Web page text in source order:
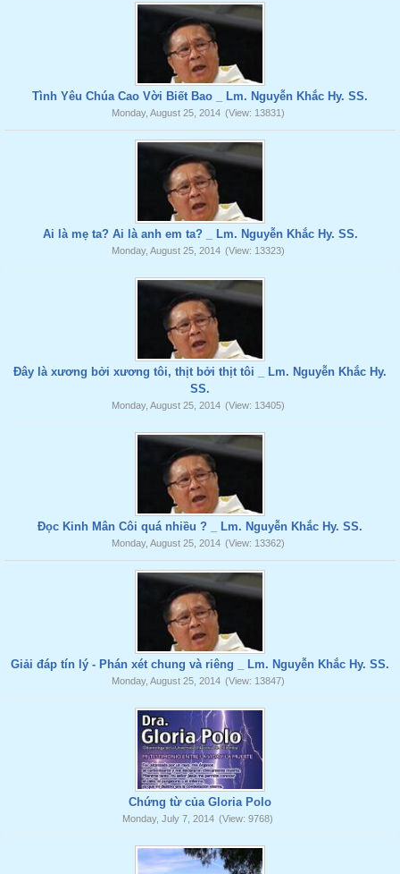
Tình Yêu Chúa Cao Vời Biết Bao _ Lm. Nguyễn Khắc Hy. SS.
Monday, August 25, 2014 (View: 13831)
Ai là mẹ ta? Ai là anh em ta? _ Lm. Nguyễn Khắc Hy. SS.
Monday, August 25, 2014 (View: 13323)
Đây là xương bởi xương tôi, thịt bởi thịt tôi _ Lm. Nguyễn Khắc Hy.
SS.
Monday, August 25, 2014 (View: 13405)
Đọc Kinh Mân Côi quá nhiều ? _ Lm. Nguyễn Khắc Hy. SS.
Monday, August 25, 2014 (View: 13362)
Giải đáp tín lý - Phán xét chung và riêng _ Lm. Nguyễn Khắc Hy. SS.
Monday, August 25, 2014 (View: 13847)
Chứng từ của Gloria Polo
Monday, July 7, 2014 (View: 9768)